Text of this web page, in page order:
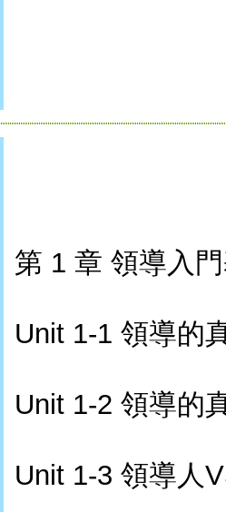
第 1 章 領導入
Unit 1-1 領導的
Unit 1-2 領導的
Unit 1-3 領導人